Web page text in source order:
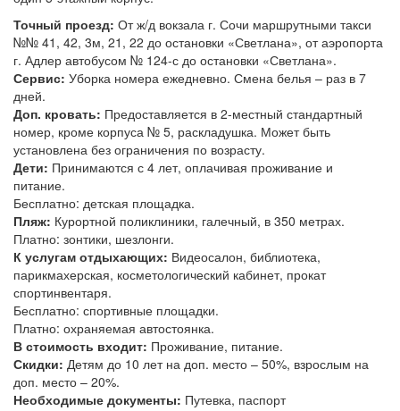
Точный проезд:
От ж/д вокзала г. Сочи маршрутными такси
№№ 41, 42, 3м, 21, 22 до остановки «Светлана», от аэропорта
г. Адлер автобусом № 124-с до остановки «Светлана».
Сервис:Уборка номера ежедневно. Смена белья – раз в 7
дней.
Доп. кровать:
номер, кроме корпуса № 5, раскладушка. Может быть
установлена без ограничения по возрасту.
Дети:Принимаются с 4 лет, оплачивая проживание и
питание.
Бесплатно: детская площадка.
Пляж:Курортной поликлиники, галечный, в 350 метрах.
Платно: зонтики, шезлонги.
К услугам отдыхающих:Видеосалон, библиотека,
парикмахерская, косметологический кабинет, прокат
спортинвентаря.
Бесплатно: спортивные площадки.
Платно: охраняемая автостоянка.
В стоимость входит:Проживание, питание.
Скидки:Детям до 10 лет на доп. место – 50%, взрослым на
доп. место – 20%.
Необходимые документы:
(общегражданский или заграничный), для ребенка до 14 лет –